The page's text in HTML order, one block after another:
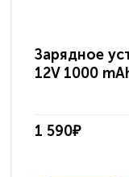
Зарядное
12V 1000
1 590₽